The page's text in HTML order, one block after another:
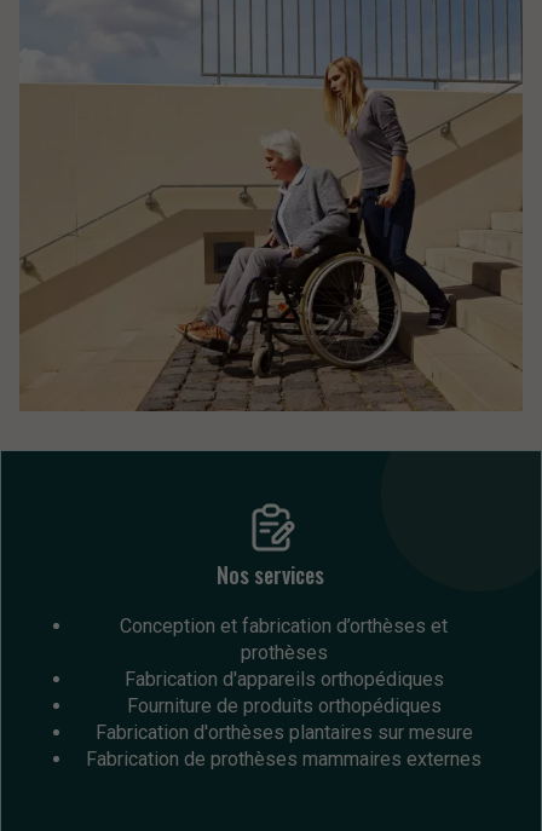
Nos services
Conception et fabrication d’orthèses et
prothèses
Fabrication d'appareils orthopédiques
Fourniture de produits orthopédiques
Fabrication d'orthèses plantaires sur mesure
Fabrication de prothèses mammaires externes